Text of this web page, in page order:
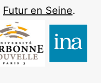
Futur en Seine.